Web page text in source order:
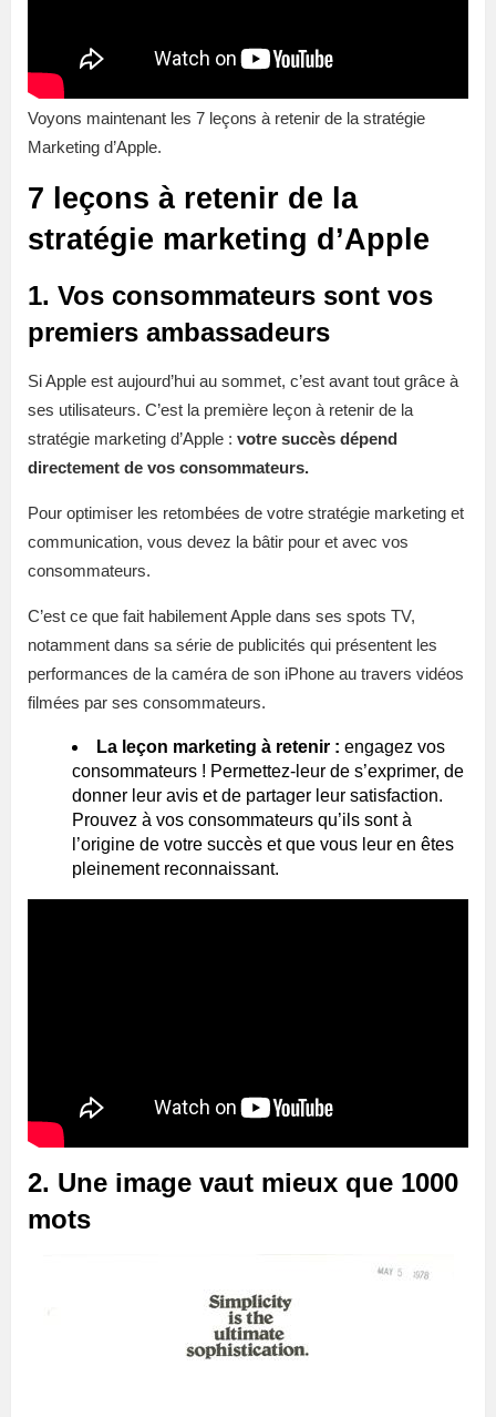
Voyons maintenant les 7 leçons à retenir de la stratégie
Marketing d’Apple.
7 leçons à retenir de la
stratégie marketing d’Apple
1. Vos consommateurs sont vos
premiers ambassadeurs
Si Apple est aujourd’hui au sommet, c’est avant tout grâce à
ses utilisateurs. C’est la première leçon à retenir de la
stratégie marketing d’Apple : votre succès dépend
directement de vos consommateurs.
Pour optimiser les retombées de votre stratégie marketing et
communication, vous devez la bâtir pour et avec vos
consommateurs.
C’est ce que fait habilement Apple dans ses spots TV,
notamment dans sa série de publicités qui présentent les
performances de la caméra de son iPhone au travers vidéos
filmées par ses consommateurs.
La leçon marketing à retenir : engagez vos
consommateurs ! Permettez-leur de s’exprimer, de
donner leur avis et de partager leur satisfaction.
Prouvez à vos consommateurs qu’ils sont à
l’origine de votre succès et que vous leur en êtes
pleinement reconnaissant.
2. Une image vaut mieux que 1000
mots